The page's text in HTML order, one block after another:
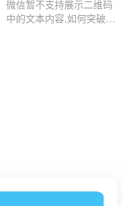
微信暂不支持展示二维码
中的文本内容,如何突破？